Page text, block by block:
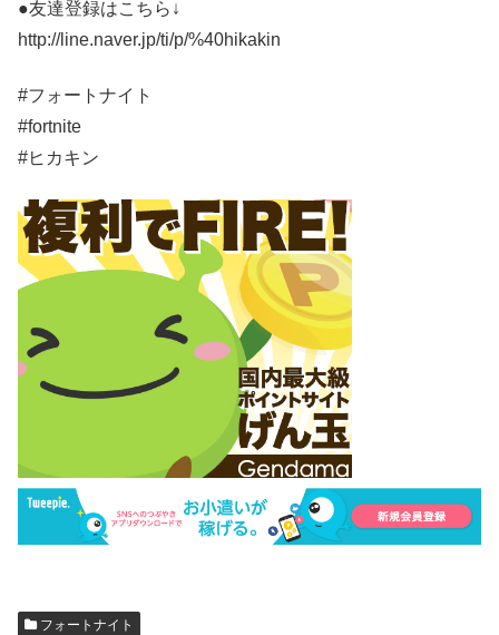
●友達登録はこちら↓
http://line.naver.jp/ti/p/%40hikakin
#フォートナイト
#fortnite
#ヒカキン
フォートナイト